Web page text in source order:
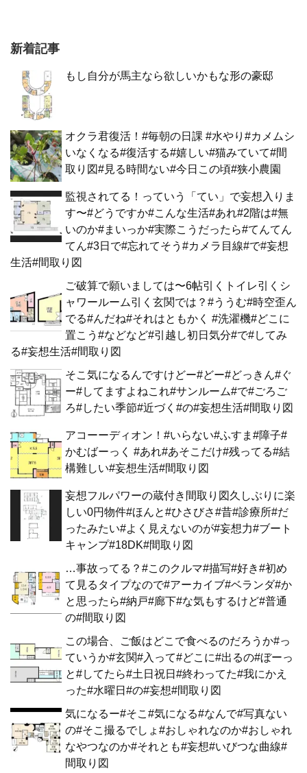
新着記事
もし自分が馬主なら欲しいかもな形の豪邸
オクラ君復活！#毎朝の日課 #水やり#カメムシ
いなくなる#復活する#嬉しい#猫みていて#間
取り図#見る時間ない#今日この頃#狭小農園
監視されてる！っていう「てい」で妄想入りま
す〜#どうですか#こんな生活#あれ#2階は#無
いのか#まいっか#実際こうだったら#てんてん
てん#3日で#忘れてそう#カメラ目線#で#妄想
生活#間取り図
ご破算で願いましては〜6帖引くトイレ引くシ
ャワールーム引く玄関では？#ううむ#時空歪ん
でる#んだね#それはともかく #洗濯機#どこに
置こう#などなど#引越し初日気分#で#してみ
る#妄想生活#間取り図
そこ気になるんですけどー#どー#どっきん#ぐ
ー#してますよねこれ#サンルーム#で#ごろご
ろ#したい季節#近づく#の#妄想生活#間取り図
アコーーディオン！#いらない#ふすま#障子#
かむばーっく #あれ#あそこだけ#残ってる#結
構難しい#妄想生活#間取り図
妄想フルパワーの蔵付き間取り図久しぶりに楽
しい0円物件#ほんと#ひさびさ#昔#診療所#だ
ったみたい#よく見えないのが#妄想力#ブート
キャンプ#18DK#間取り図
…事故ってる？#このクルマ#描写#好き#初め
て見るタイプなので#アーカイブ#ベランダ#か
と思ったら#納戸#廊下#な気もするけど#普通
の#間取り図
この場合、ご飯はどこで食べるのだろうか#っ
ていうか#玄関#入って#どこに#出るの#ぼーっ
と#してたら#土日祝日#終わってた#我にかえ
った#水曜日#の#妄想#間取り図
気になるー#そこ#気になる#なんで#写真ない
の#そこ撮るでしょ#おしゃれなのか#おしゃれ
なやつなのか#それとも#妄想#いびつな曲線#
間取り図